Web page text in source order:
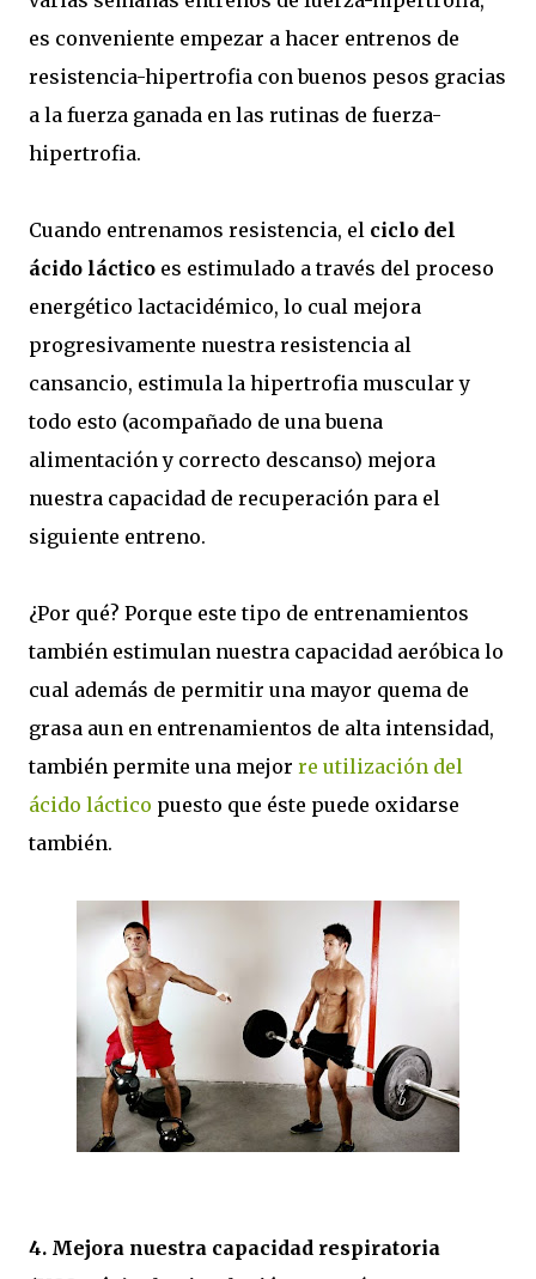
es conveniente empezar a hacer entrenos de
resistencia-hipertrofia con buenos pesos gracias
a la fuerza ganada en las rutinas de fuerza-
hipertrofia.
Cuando entrenamos resistencia, el ciclo del
ácido láctico es estimulado a través del proceso
energético lactacidémico, lo cual mejora
progresivamente nuestra resistencia al
cansancio, estimula la hipertrofia muscular y
todo esto (acompañado de una buena
alimentación y correcto descanso) mejora
nuestra capacidad de recuperación para el
siguiente entreno.
¿Por qué? Porque este tipo de entrenamientos
también estimulan nuestra capacidad aeróbica lo
cual además de permitir una mayor quema de
grasa aun en entrenamientos de alta intensidad,
también permite una mejor re utilización del
ácido láctico puesto que éste puede oxidarse
también.
4. Mejora nuestra capacidad respiratoria